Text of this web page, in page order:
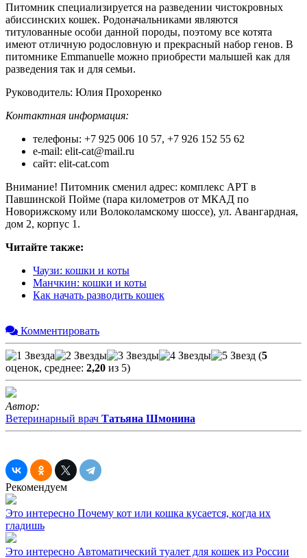
Питомник специализируется на разведении чистокровных
абиссинских кошек. Родоначальниками являются
титулованные особи данной породы, поэтому все котята
имеют отличную родословную и прекрасный набор генов. В
питомнике Emmanuelle можно приобрести малышей как для
разведения так и для семьи.
Руководитель: Юлия Прохоренко
Контактная информация:
телефоны: +7 925 006 10 57, +7 926 152 55 62
e-mail: elit-cat@mail.ru
сайт: elit-cat.com
Внимание! Питомник сменил адрес: комплекс АРТ в
Павшинской Пойме (пара километров от МКАД по
Новорижскому или Волоколамскому шоссе), ул. Авангардная,
дом 2, корпус 1.
Читайте также:
Чаузи: кошки и коты
Манчкин: кошки и коты
Как начать разводить кошек
Комментировать
(5
оценок, среднее: 2,20 из 5)
Автор:
Ветеринарный врач Татьяна Шмонина
Рекомендуем
Это интересно Почему кот или кошка кусается, когда их
гладишь
Это интересно Автоматический туалет для кошек из России